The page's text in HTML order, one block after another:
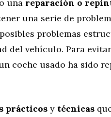
una reparación o
una serie de
problemas
del vehículo. Para
coche usado ha sido
prácticos y técnicas